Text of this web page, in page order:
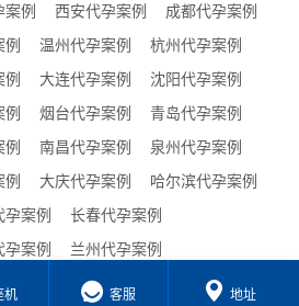
例 西安代孕案例
成都代孕案例
例 温州代孕案例
杭州代孕案例
大连代孕案例
沈阳代孕案例
烟台代孕案例
青岛代孕案例
南昌代孕案例
泉州代孕案例
例 大庆代孕案例
哈尔滨代孕案例
孕案例
长春代孕案例
孕案例
兰州代孕案例
西宁代孕案例 海口代孕案例
机 客服 地址